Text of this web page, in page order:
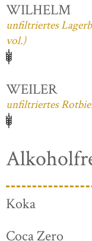
WILHELM
unfiltriertes
vol.)
WEILER
unfiltriertes
Koka
Coca Zero